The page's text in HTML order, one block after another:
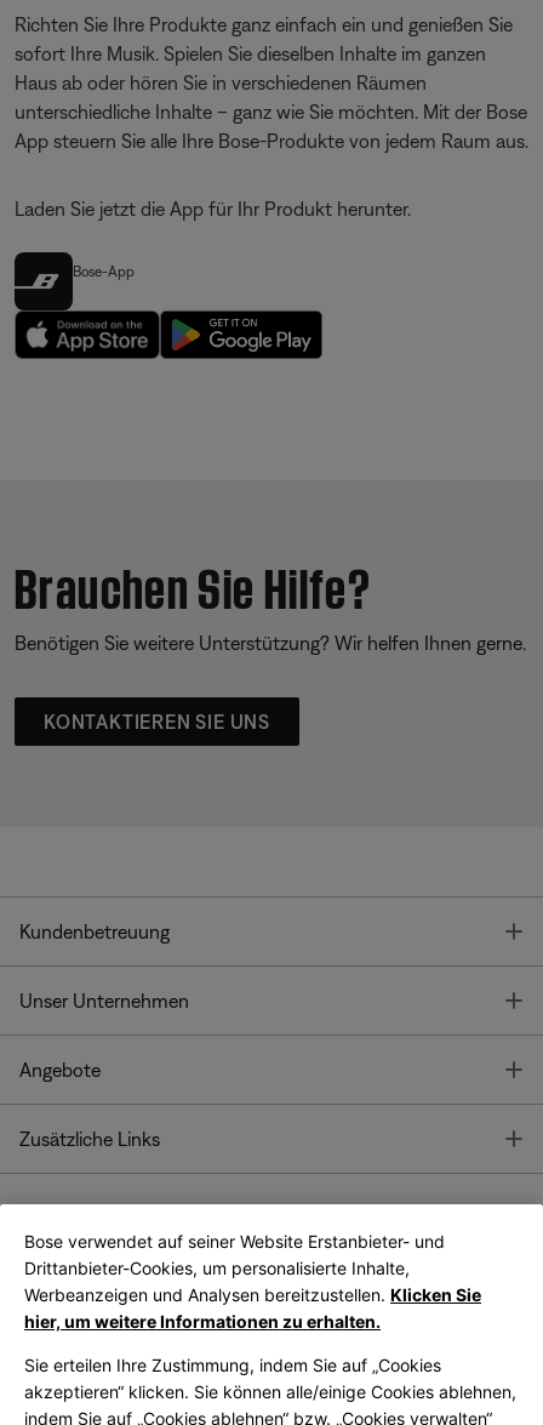
Richten Sie Ihre Produkte ganz einfach ein und genießen Sie
sofort Ihre Musik. Spielen Sie dieselben Inhalte im ganzen
Haus ab oder hören Sie in verschiedenen Räumen
unterschiedliche Inhalte – ganz wie Sie möchten. Mit der Bose
App steuern Sie alle Ihre Bose-Produkte von jedem Raum aus.
Laden Sie jetzt die App für Ihr Produkt herunter.
Bose-App
Brauchen Sie Hilfe?
Benötigen Sie weitere Unterstützung? Wir helfen Ihnen gerne.
KONTAKTIEREN SIE UNS
Kundenbetreuung
Unser Unternehmen
Angebote
Zusätzliche Links
Bose App
Bose Connect
App
Bose verwendet auf seiner Website Erstanbieter- und
Drittanbieter-Cookies, um personalisierte Inhalte,
Werbeanzeigen und Analysen bereitzustellen. Klicken Sie
hier, um weitere Informationen zu erhalten.
Sie erteilen Ihre Zustimmung, indem Sie auf „Cookies
akzeptieren“ klicken. Sie können alle/einige Cookies ablehnen,
indem Sie auf „Cookies ablehnen“ bzw. „Cookies verwalten“